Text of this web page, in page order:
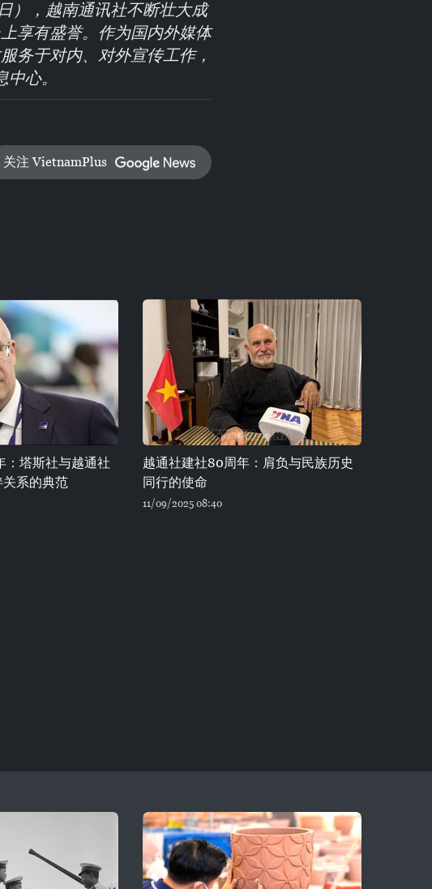
），越南通讯社不断壮大成
享有盛誉。作为国内外媒体
务于对内、对外宣传工作，
心。
关注 VietnamPlus
：塔斯社与越通社
系的典范
越通社建社80周年：肩负与民族历史
同行的使命
11/09/2025 08:40